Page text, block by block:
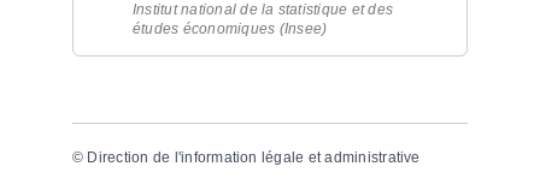
Institut national de la statistique et des
études économiques (Insee)
© Direction de l'information légale et administrative